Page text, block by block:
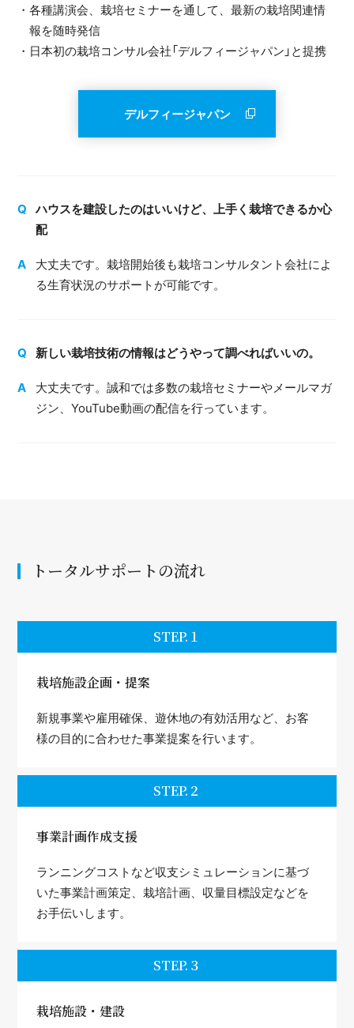
・各種講演会、栽培セミナーを通して、最新の栽培関連情
報を随時発信
・日本初の栽培コンサル会社「デルフィージャパン」と提携
デルフィージャパン
ハウスを建設したのはいいけど、上手く栽培できるか心
配
大丈夫です。栽培開始後も栽培コンサルタント会社によ
る生育状況のサポートが可能です。
新しい栽培技術の情報はどうやって調べればいいの。
大丈夫です。誠和では多数の栽培セミナーやメールマガ
ジン、YouTube動画の配信を行っています。
トータルサポートの流れ
STEP.１
栽培施設企画・提案
新規事業や雇用確保、遊休地の有効活用など、お客
様の目的に合わせた事業提案を行います。
STEP.２
事業計画作成支援
ランニングコストなど収支シミュレーションに基づ
いた事業計画策定、栽培計画、収量目標設定などを
お手伝いします。
STEP.３
栽培施設・建設